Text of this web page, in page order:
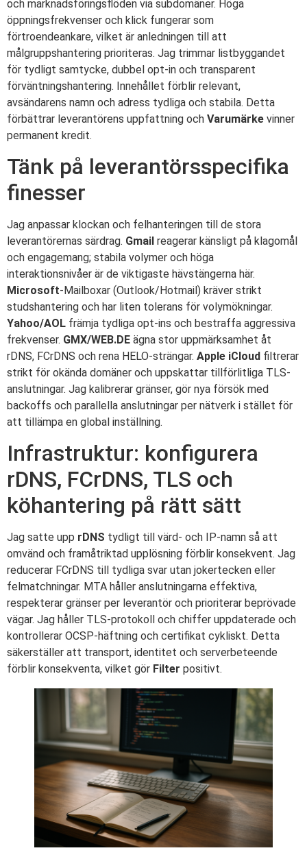
och marknadsföringsflöden via subdomäner. Höga
öppningsfrekvenser och klick fungerar som
förtroendeankare, vilket är anledningen till att
målgruppshantering prioriteras. Jag trimmar listbyggandet
för tydligt samtycke, dubbel opt-in och transparent
förväntningshantering. Innehållet förblir relevant,
avsändarens namn och adress tydliga och stabila. Detta
förbättrar leverantörens uppfattning och Varumärke vinner
permanent kredit.
Tänk på leverantörsspecifika
finesser
Jag anpassar klockan och felhanteringen till de stora
leverantörernas särdrag. Gmail reagerar känsligt på klagomål
och engagemang; stabila volymer och höga
interaktionsnivåer är de viktigaste hävstängerna här.
Microsoft-Mailboxar (Outlook/Hotmail) kräver strikt
studshantering och har liten tolerans för volymökningar.
Yahoo/AOL främja tydliga opt-ins och bestraffa aggressiva
frekvenser. GMX/WEB.DE ägna stor uppmärksamhet åt
rDNS, FCrDNS och rena HELO-strängar. Apple iCloud filtrerar
strikt för okända domäner och uppskattar tillförlitliga TLS-
anslutningar. Jag kalibrerar gränser, gör nya försök med
backoffs och parallella anslutningar per nätverk i stället för
att tillämpa en global inställning.
Infrastruktur: konfigurera
rDNS, FCrDNS, TLS och
köhantering på rätt sätt
Jag satte upp rDNS tydligt till värd- och IP-namn så att
omvänd och framåtriktad upplösning förblir konsekvent. Jag
reducerar FCrDNS till tydliga svar utan jokertecken eller
felmatchningar. MTA håller anslutningarna effektiva,
respekterar gränser per leverantör och prioriterar beprövade
vägar. Jag håller TLS-protokoll och chiffer uppdaterade och
kontrollerar OCSP-häftning och certifikat cykliskt. Detta
säkerställer att transport, identitet och serverbeteende
förblir konsekventa, vilket gör Filter positivt.